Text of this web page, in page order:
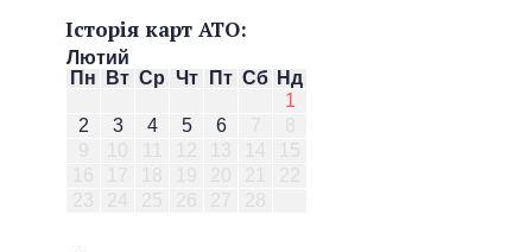
Історія карт АТО:
Лютий
Пн
Вт Ср Чт Пт Сб Нд
1
2
3 4 5 6